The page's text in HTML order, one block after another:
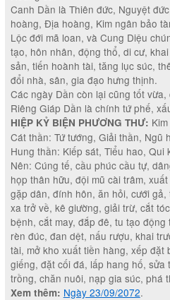
Canh Dần là Thiên đức, Nguyệt
hoàng, Địa hoàng, Kim ngân bảo
Lộc đới mã loan, và Cung Diệu
tạo, hôn nhân, động thổ, di cư,
sản, tiến hoành tài, tăng lục súc,
đổi nhà, sân, gia đạo hưng thịnh.
Các ngày Dần còn lại cũng tốt vừa,
Riêng Giáp Dần là chính tứ phế,
HIỆP KỶ BIỆN PHƯƠNG THƯ:
Cát thần: Tứ tướng, Giải thần, Ngũ
Hung thần: Kiếp sát, Tiểu hao, Qui
Nên: Cúng tế, cầu phúc cầu tự,
họp thân hữu, đội mũ cài trâm,
gặp dân, đính hôn, ăn hỏi, cưới
xa trở về, kê giường, giải trừ, cắt
bệnh, cắt may, đắp đê, tu tạo
rèn đúc, đan dệt, nấu rượu, khai
tài, mở kho xuất tiền hàng, xếp đặt
giếng, đặt cối đá, lấp hang hố,
trồng, chăn nuôi, nạp gia súc, phá
Xem thêm: Ngày 23/09/2072.